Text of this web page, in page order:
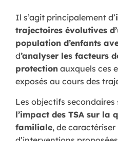
Il s’agit principalement d’
trajectoires évolutives
population d’enfants
d’analyser les facteurs
protection auxquels ces
exposés au cours des
Les objectifs secondaires
l’impact des TSA sur la
familiale, de caractériser